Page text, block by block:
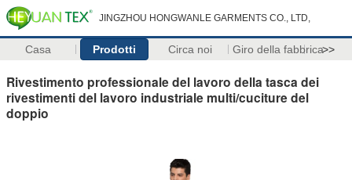
JINGZHOU HONGWANLE GARMENTS CO., LTD,
Casa Prodotti Circa noi Giro della fabbrica>>
Rivestimento professionale del lavoro della tasca dei
rivestimenti del lavoro industriale multi/cuciture del
doppio